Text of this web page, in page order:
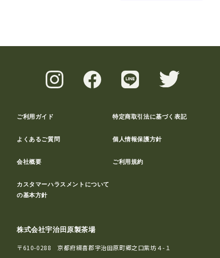
ご利用ガイド 特定商取引法に基づく表記
よくあるご質問 個人情報保護方針
会社概要 ご利用規約
カスタマーハラスメントについて
の基本方針
株式会社宇治田原製茶場
〒610-0288 京都府綴喜郡宇治田原町郷之口紫坊４-１